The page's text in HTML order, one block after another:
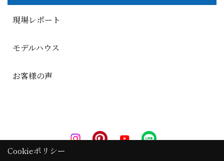
現場レポート
モデルハウス
お客様の声
Cookieポリシー